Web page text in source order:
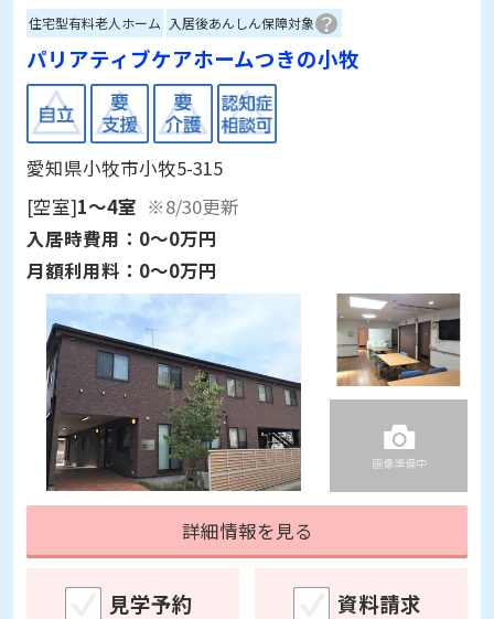
住宅型有料老人ホーム 入居後あんしん保障対象
パリアティブケアホームつきの小牧
愛知県小牧市小牧5-315
[空室]1～4室 ※8/30更新
入居時費用： 0～0万円
月額利用料： 0～0万円
詳細情報を見る
見学予約 資料請求